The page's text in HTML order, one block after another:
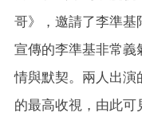
哥》，邀請了李準基
宣傳的李準基非常義
情與默契。兩人出
的最高收視，由此可